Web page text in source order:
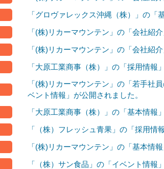
「グロヴァレックス沖縄（株）」の「
「(株)リカーマウンテン」の「会社紹
「(株)リカーマウンテン」の「会社紹
「大原工業商事（株）」の「採用情報
「(株)リカーマウンテン」の「若手社
ベント情報」が公開されました。
「大原工業商事（株）」の「基本情報
「（株）フレッシュ青果」の「採用情
「(株)リカーマウンテン」の「基本情
「（株）サン食品」の「イベント情報